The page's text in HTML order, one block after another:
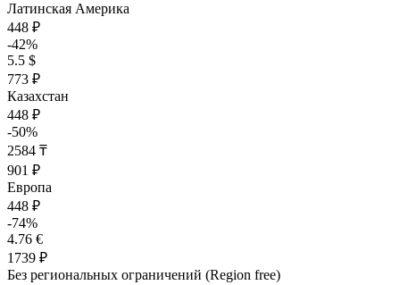
Латинская Америка
448 ₽
-42%
5.5 $
773 ₽
Казахстан
448 ₽
-50%
2584 ₸
901 ₽
Европа
448 ₽
-74%
4.76 €
1739 ₽
Без региональных ограничений (Region free)